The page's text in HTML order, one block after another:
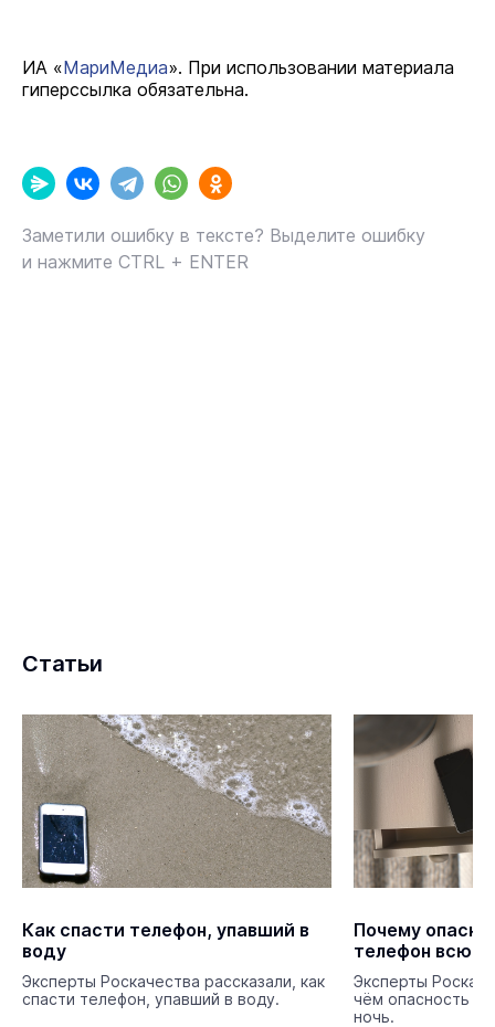
ИА «МариМедиа». При использовании материала
гиперссылка обязательна.
Заметили ошибку в тексте? Выделите ошибку
и нажмите CTRL + ENTER
Статьи
Как спасти телефон, упавший в
воду
Эксперты Роскачества рассказали, как
спасти телефон, упавший в воду.
Почему
телефон всю
Эксперты
чём опасность
ночь.